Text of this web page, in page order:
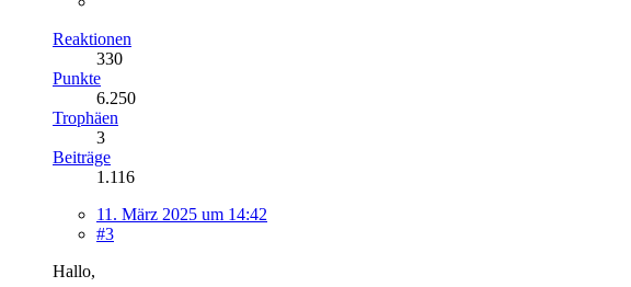
Reaktionen
330
Punkte
6.250
Trophäen
3
Beiträge
1.116
11. März 2025 um 14:42
#3
Hallo,